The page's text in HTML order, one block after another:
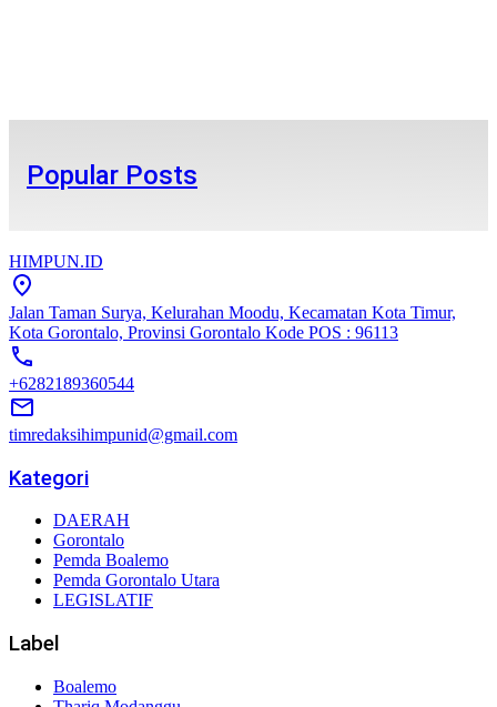
Popular Posts
HIMPUN.ID
Jalan Taman Surya, Kelurahan Moodu, Kecamatan Kota Timur,
Kota Gorontalo, Provinsi Gorontalo Kode POS : 96113
+6282189360544
timredaksihimpunid@gmail.com
Kategori
DAERAH
Gorontalo
Pemda Boalemo
Pemda Gorontalo Utara
LEGISLATIF
Label
Boalemo